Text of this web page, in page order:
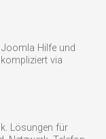
Hilfe und
via
Lösungen für